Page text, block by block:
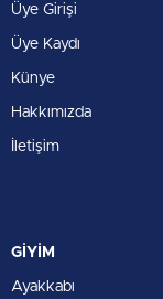
Üye Girişi
Üye Kaydı
Künye
Hakkımızda
İletişim
GİYİM
Ayakkabı